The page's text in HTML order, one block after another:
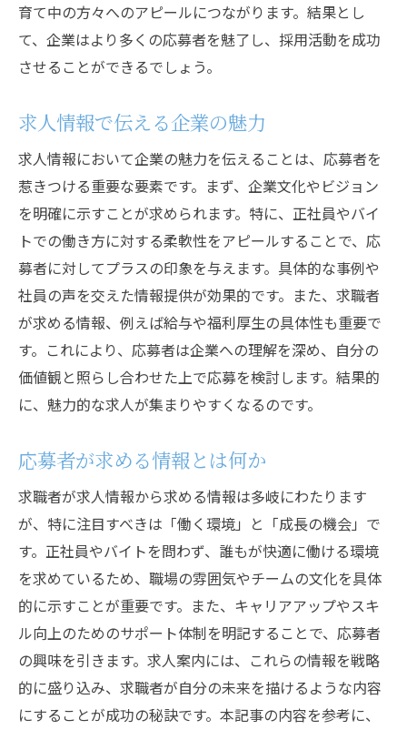
育て中の方々へのアピールにつながります。結果とし
て、企業はより多くの応募者を魅了し、採用活動を成功
させることができるでしょう。
求人情報で伝える企業の魅力
求人情報において企業の魅力を伝えることは、応募者を
惹きつける重要な要素です。まず、企業文化やビジョン
を明確に示すことが求められます。特に、正社員やバイ
トでの働き方に対する柔軟性をアピールすることで、応
募者に対してプラスの印象を与えます。具体的な事例や
社員の声を交えた情報提供が効果的です。また、求職者
が求める情報、例えば給与や福利厚生の具体性も重要で
す。これにより、応募者は企業への理解を深め、自分の
価値観と照らし合わせた上で応募を検討します。結果的
に、魅力的な求人が集まりやすくなるのです。
応募者が求める情報とは何か
求職者が求人情報から求める情報は多岐にわたります
が、特に注目すべきは「働く環境」と「成長の機会」で
す。正社員やバイトを問わず、誰もが快適に働ける環境
を求めているため、職場の雰囲気やチームの文化を具体
的に示すことが重要です。また、キャリアアップやスキ
ル向上のためのサポート体制を明記することで、応募者
の興味を引きます。求人案内には、これらの情報を戦略
的に盛り込み、求職者が自分の未来を描けるような内容
にすることが成功の秘訣です。本記事の内容を参考に、